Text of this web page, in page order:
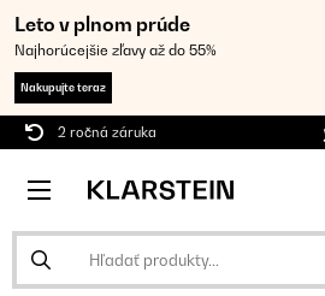
Leto v plnom prúde
Najhorúcejšie zľavy až do 55%
Nakupujte teraz
2 ročná záruka